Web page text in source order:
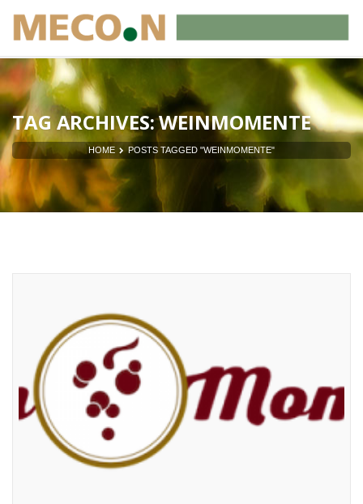
TAG ARCHIVES: WEINMOMENTE
HOME POSTS TAGGED "WEINMOMENTE"